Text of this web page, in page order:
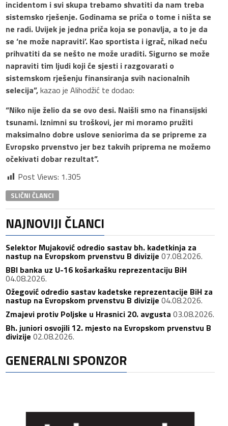
incidentom i svi skupa trebamo shvatiti da nam treba
sistemsko rješenje. Godinama se priča o tome i ništa se
ne radi. Uvijek je jedna priča koja se ponavlja, a to je da
se ‘ne može napraviti’. Kao sportista i igrač, nikad neću
prihvatiti da se nešto ne može uraditi. Sigurno se može
napraviti tim ljudi koji će sjesti i razgovarati o
sistemskom rješenju finansiranja svih nacionalnih
selecija”,kazao je Alihodžić te dodao:
“Niko nije želio da se ovo desi. Naišli smo na finansijski
tsunami. Iznimni su troškovi, jer mi moramo pružiti
maksimalno dobre uslove seniorima da se pripreme za
Evropsko prvenstvo jer bez takvih priprema ne možemo
očekivati dobar rezultat”.
Post Views: 1.305
SLIČNI ČLANCI
NAJNOVIJI ČLANCI
Selektor Mujaković odredio sastav bh. kadetkinja za
nastup na Evropskom prvenstvu B divizije 07.08.2026.
BBI banka uz U-16 košarkašku reprezentaciju BiH
04.08.2026.
Ožegović odredio sastav kadetske reprezentacije BiH za
nastup na Evropskom prvenstvu B divizije 04.08.2026.
Zmajevi protiv Poljske u Hrasnici 20. avgusta 03.08.2026.
Bh. juniori osvojili 12. mjesto na Evropskom prvenstvu B
divizije 02.08.2026.
GENERALNI SPONZOR